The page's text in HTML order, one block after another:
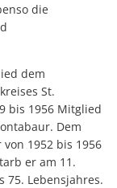
die
dem
St.
bis 1956 Mitglied
Dem
1952 bis 1956
er am 11.
75. Lebensjahres.